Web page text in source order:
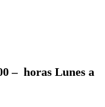
– horas Lunes a